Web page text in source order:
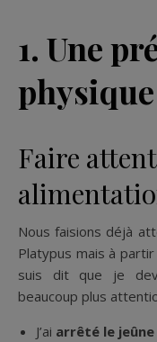
1. Une
physique
Faire
Nous faisions déjà
Platypus mais à
suis dit que je
beaucoup plus
J’ai arrêté le